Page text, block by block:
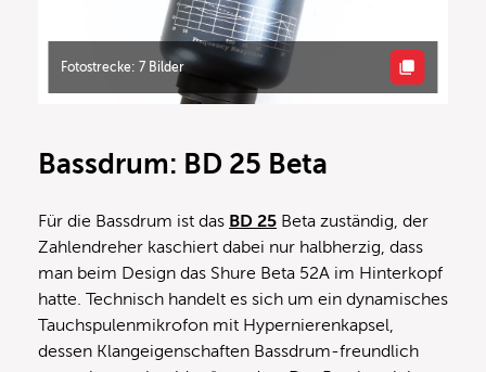
Fotostrecke: 7 Bilder
Bassdrum: BD 25 Beta
Für die Bassdrum ist das BD 25 Beta zuständig, der
Zahlendreher kaschiert dabei nur halbherzig, dass
man beim Design das Shure Beta 52A im Hinterkopf
hatte. Technisch handelt es sich um ein dynamisches
Tauchspulenmikrofon mit Hypernierenkapsel,
dessen Klangeigenschaften Bassdrum-freundlich